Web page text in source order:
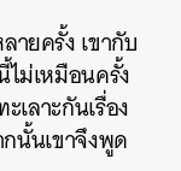
ายครั้ง เขากับ
ม่เหมือนครั้ง
ลาะกันเรื่อง
นั้นเขาจึงพูด